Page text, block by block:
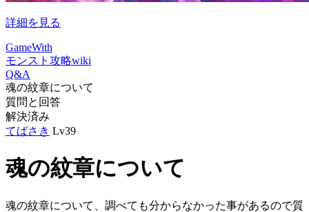
詳細を見る
GameWith
モンスト攻略wiki
Q&A
魂の紋章について
質問と回答
解決済み
てばさき Lv39
魂の紋章について
魂の紋章について、調べても分からなかった事があるので質